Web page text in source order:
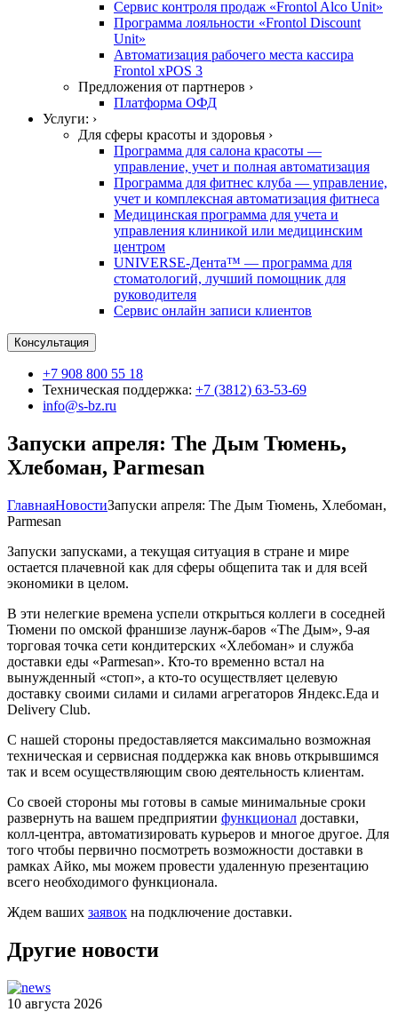
Сервис контроля продаж «Frontol Alco Unit»
Программа лояльности «Frontol Discount
Unit»
Автоматизация рабочего места кассира
Frontol xPOS 3
Предложения от партнеров ›
Платформа ОФД
Услуги: ›
Для сферы красоты и здоровья ›
Программа для салона красоты —
управление, учет и полная автоматизация
Программа для фитнес клуба — управление,
учет и комплексная автоматизация фитнеса
Медицинская программа для учета и
управления клиникой или медицинским
центром
UNIVERSE-Дента™ — программа для
стоматологий, лучший помощник для
руководителя
Сервис онлайн записи клиентов
Консультация
+7 908 800 55 18
Техническая поддержка: +7 (3812) 63-53-69
info@s-bz.ru
Запуски апреля: The Дым Тюмень,
Хлебоман, Parmesan
ГлавнаяНовостиЗапуски апреля: The Дым Тюмень, Хлебоман,
Parmesan
Запуски запусками, а текущая ситуация в стране и мире
остается плачевной как для сферы общепита так и для всей
экономики в целом.
В эти нелегкие времена успели открыться коллеги в соседней
Тюмени по омской франшизе лаунж-баров «The Дым», 9-ая
торговая точка сети кондитерских «Хлебоман» и служба
доставки еды «Parmesan». Кто-то временно встал на
вынужденный «стоп», а кто-то осуществляет целевую
доставку своими силами и силами агрегаторов Яндекс.Еда и
Delivery Club.
С нашей стороны предоставляется максимально возможная
техническая и сервисная поддержка как вновь открывшимся
так и всем осуществляющим свою деятельность клиентам.
Со своей стороны мы готовы в самые минимальные сроки
развернуть на вашем предприятии функционал доставки,
колл-центра, автоматизировать курьеров и многое другое. Для
того чтобы первично посмотреть возможности доставки в
рамках Айко, мы можем провести удаленную презентацию
всего необходимого функционала.
Ждем ваших заявок на подключение доставки.
Другие новости
10 августа 2026